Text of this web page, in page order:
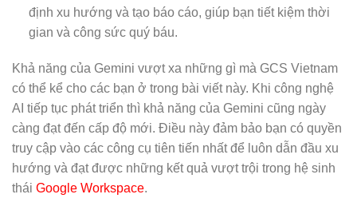
định xu hướng và tạo báo cáo, giúp bạn tiết kiệm thời
gian và công sức quý báu.
Khả năng của Gemini vượt xa những gì mà GCS Vietnam
có thể kể cho các bạn ở trong bài viết này. Khi công nghệ
AI tiếp tục phát triển thì khả năng của Gemini cũng ngày
càng đạt đến cấp độ mới. Điều này đảm bảo bạn có quyền
truy cập vào các công cụ tiên tiến nhất để luôn dẫn đầu xu
hướng và đạt được những kết quả vượt trội trong hệ sinh
thái Google Workspace.